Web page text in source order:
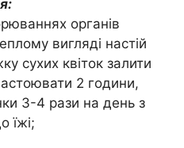
органів
вигляді настій
сухих квіток залити
2 години,
3-4 рази на день з
їжі;